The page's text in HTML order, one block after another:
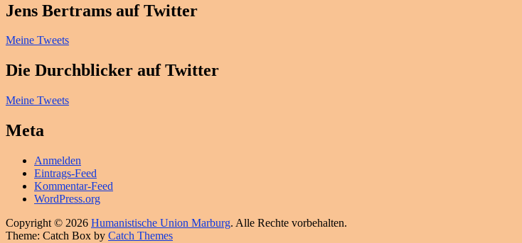
Jens Bertrams auf Twitter
Meine Tweets
Die Durchblicker auf Twitter
Meine Tweets
Meta
Anmelden
Eintrags-Feed
Kommentar-Feed
WordPress.org
Copyright © 2026 Humanistische Union Marburg. Alle Rechte vorbehalten.
Theme: Catch Box by Catch Themes